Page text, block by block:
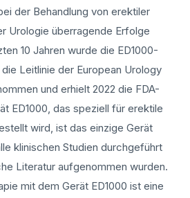
der Behandlung von erektiler
Urologie überragende Erfolge
10 Jahren wurde die ED1000-
die Leitlinie der European Urology
und erhielt 2022 die FDA-
ED1000, das speziell für erektile
wird, ist das einzige Gerät
klinischen Studien durchgeführt
Literatur aufgenommen wurden.
mit dem Gerät ED1000 ist eine